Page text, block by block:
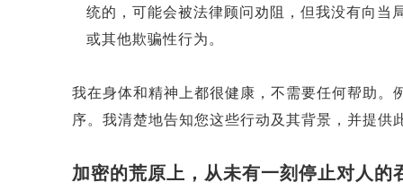
统的，可能会被法律顾问劝阻，但我没有向当
或其他欺骗性行为。
我在身体和精神上都很健康，不需要任何帮助
序。我清楚地告知您这些行动及其背景，并提供
加密的荒原上，从未有一刻停止对人的